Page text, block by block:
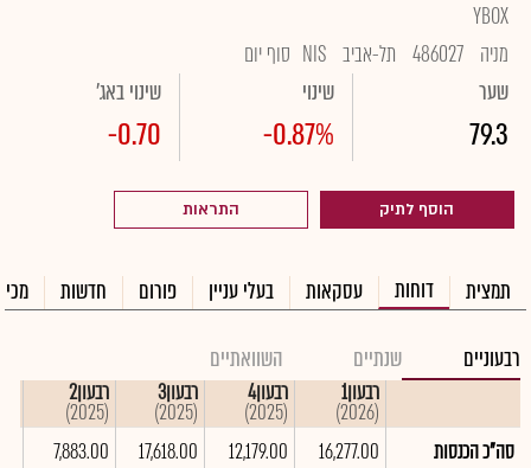
YBOX
מניה 486027 תל-אביב NIS סוף יום
שער
79.3
שינוי
-0.87%
שינוי באג'
-0.70
הוסף לתיק התראות
תמצית דוחות עסקאות בעלי עניין פורום חדשות
רבעוניים שנתיים השוואתיים
רבעון1
(2026)
רבעון4
(2025)
רבעון3
(2025)
רבעון2
(2025)
סה"כ הכנסות
16,277.00
12,179.00
17,618.00
7,883.00